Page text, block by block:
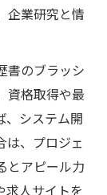
企業研究と情
書のブラッシ
資格取得や最
、システム開
は、プロジェ
とアピール力
求人サイトを